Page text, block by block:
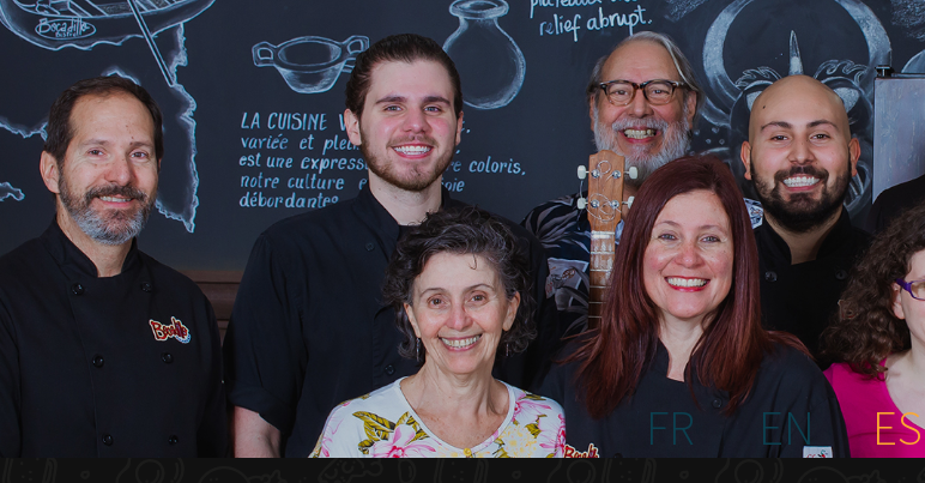
INICIO
NOSOTROS
MENÚ PLATEAU
EVENTOS
RESERVACIONES
COMENTARIOS
CONTACTO
FR EN ES